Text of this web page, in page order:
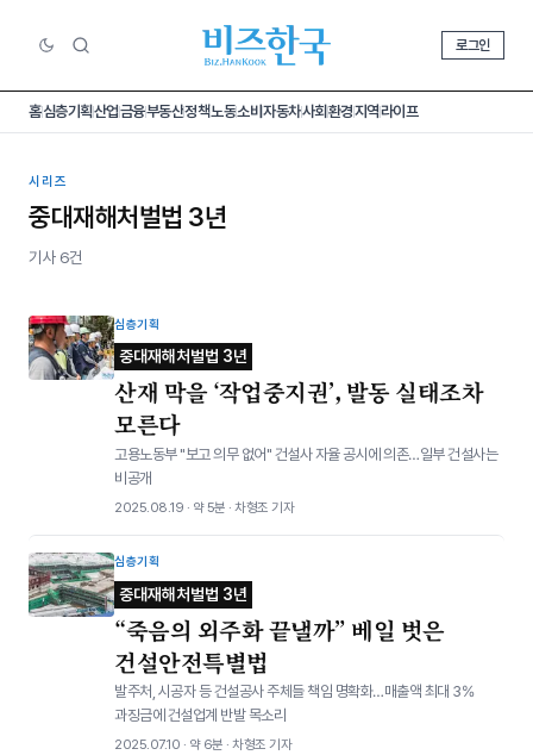
로그인
홈심층기획산업금융부동산정책노동소비 자동차사회환경지역라이프
시리즈
중대재해처벌법 3년
기사 6건
심층기획
중대재해처벌법 3년
산재 막을 ‘작업중지권’, 발동 실태조차
모른다
고용노동부 "보고 의무 없어" 건설사 자율 공시에 의존…일부 건설사는
비공개
2025.08.19 · 약 5분 · 차형조 기자
심층기획
중대재해처벌법 3년
“죽음의 외주화 끝낼까” 베일 벗은
건설안전특별법
발주처, 시공자 등 건설공사 주체들 책임 명확화…매출액 최대 3%
과징금에 건설업계 반발 목소리
2025.07.10 · 약 6분 · 차형조 기자